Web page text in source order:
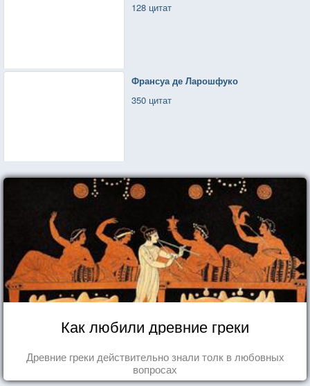
128 цитат
Франсуа де Ларошфуко
350 цитат
Как любили древние греки
Древние греки действительно знали толк в любовных
вопросах